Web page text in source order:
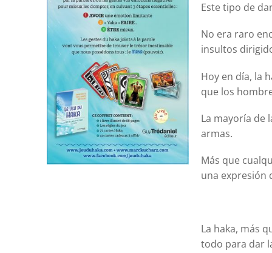
Este tipo de
No era raro
insultos
Hoy en día, la
que los
La mayoría de
armas.
Más que
una expresión
La haka, más
todo para dar